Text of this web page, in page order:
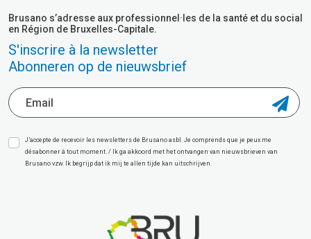
Brusano s’adresse aux professionnel·les de la santé et du social
en Région de Bruxelles-Capitale.
S'inscrire à la newsletter
Abonneren op de nieuwsbrief
J’accepte de recevoir les newsletters de Brusano asbl. Je comprends que je peux me
désabonner à tout moment. / Ik ga akkoord met het ontvangen van nieuwsbrieven van
Brusano vzw. Ik begrijp dat ik mij te allen tijde kan uitschrijven.